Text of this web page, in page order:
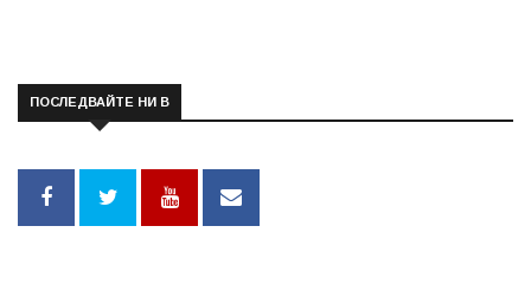
ПОСЛЕДВАЙТЕ НИ В